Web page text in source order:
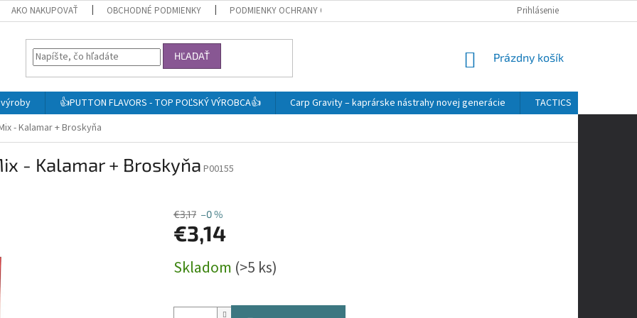
AKO NAKUPOVAŤ OBCHODNÉ PODMIENKY PODMIENKY OCHRANY OSOBNÝCH ÚDAJOV Prihlásenie
HĽADAŤ
NÁKUPNÝ
Prázdny košík
👍PUTTON FLAVORS - TOP POĽSKÝ VÝROBCA👍 Carp Gravity – kaprárske nástrahy novej generácie TACTICS
- Kalamar + Broskyňa
- Kalamar + Broskyňa P00155
€3,17 –0 %
€3,14
cena:
Skladom (>5 ks)